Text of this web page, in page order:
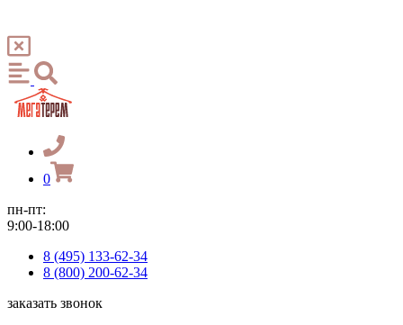
0
пн-пт:
9:00-18:00
8 (495) 133-62-34
8 (800) 200-62-34
заказать звонок